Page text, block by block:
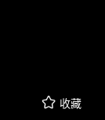
收藏